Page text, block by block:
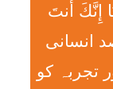
إِنَّكَ أَنتَ
انسانی
تجربہ کو